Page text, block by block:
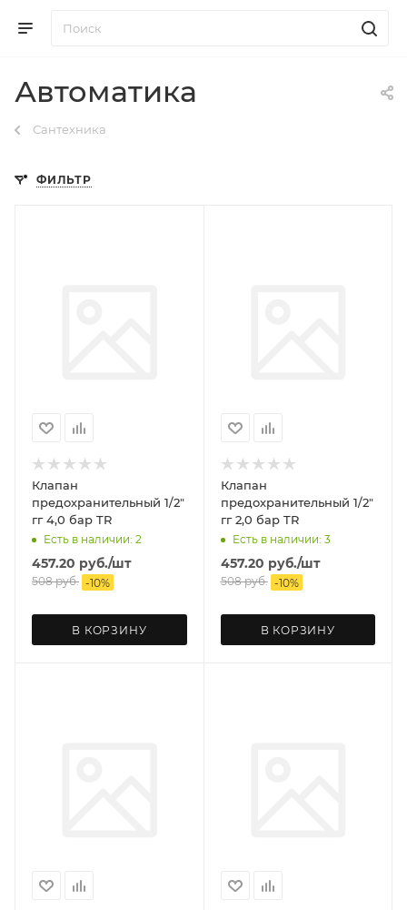
Автоматика
Сантехника
ФИЛЬТР
Клапан
предохранительный 1/2"
гг 4,0 бар TR
Есть в наличии: 2
457.20 руб./шт
508руб. -10%
В КОРЗИНУ
Клапан
предохранительный 1/2"
гг 2,0 бар TR
Есть в наличии: 3
457.20 руб./шт
508руб. -10%
В КОРЗИНУ